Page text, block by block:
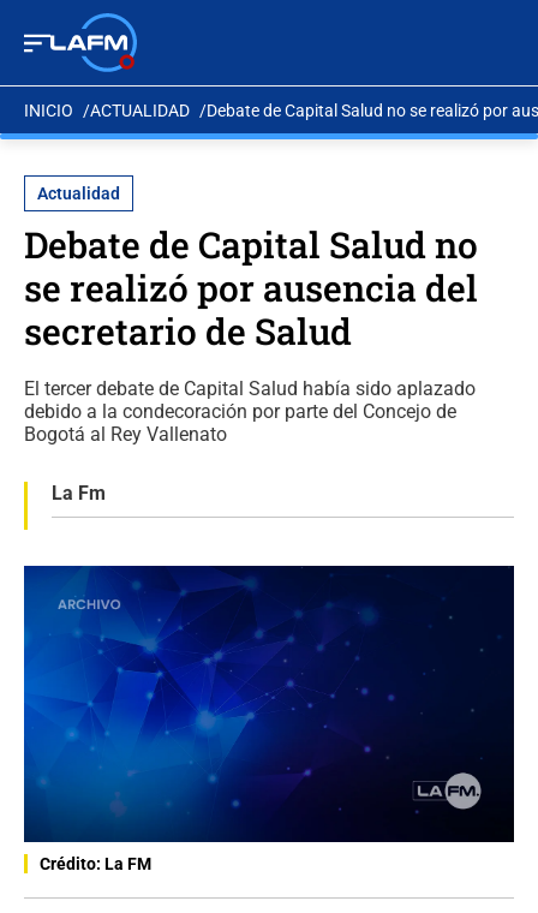
INICIO ACTUALIDAD Debate de Capital Salud no se realizó por
Actualidad
Debate de Capital Salud no
se realizó por ausencia del
secretario de Salud
El tercer debate de Capital Salud había sido aplazado
debido a la condecoración por parte del Concejo de
Bogotá al Rey Vallenato
La Fm
Crédito: La FM